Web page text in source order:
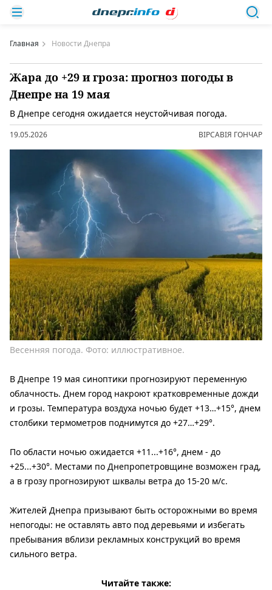
Главная Новости Днепра
Жара до +29 и гроза: прогноз погоды в
Днепре на 19 мая
В Днепре сегодня ожидается неустойчивая погода.
19.05.2026 ВІРСАВІЯ ГОНЧАР
Весенняя погода. Фото: иллюстративное.
В Днепре 19 мая синоптики прогнозируют переменную
облачность. Днем город накроют кратковременные дожди
и грозы. Температура воздуха ночью будет +13…+15°, днем
​​столбики термометров поднимутся до +27…+29°.
По области ночью ожидается +11...+16°, днем ​​- до
+25...+30°. Местами по Днепропетровщине возможен град,
а в грозу прогнозируют шквалы ветра до 15-20 м/с.
Жителей Днепра призывают быть осторожными во время
непогоды: не оставлять авто под деревьями и избегать
пребывания вблизи рекламных конструкций во время
сильного ветра.
Читайте также: